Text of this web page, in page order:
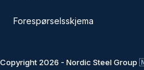
Forespørselsskjema
Copyright 2026 - Nordic Steel